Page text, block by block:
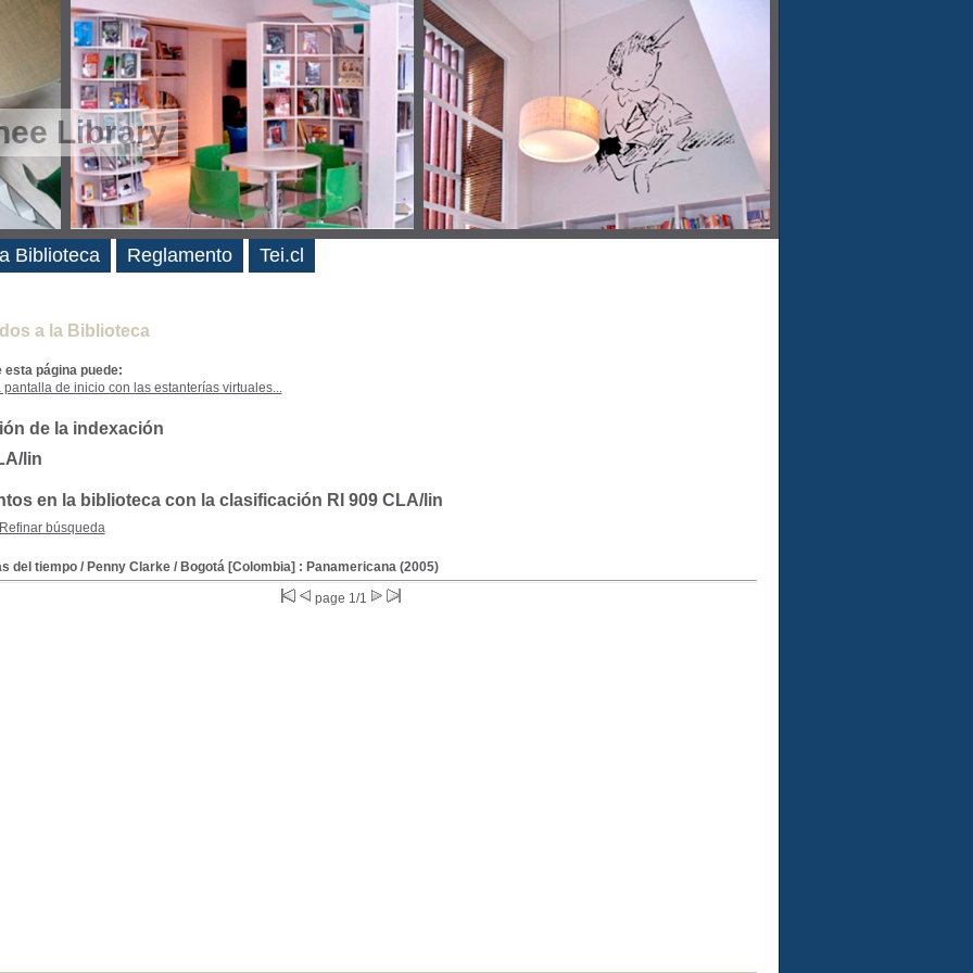
Library
a la Biblioteca
esta página puede:
pantalla de inicio con las estanterías virtuales...
de la indexación
lin
en la biblioteca con la clasificación RI 909 CLA/lin
Refinar búsqueda
del tiempo/ Penny Clarke/ Bogotá [Colombia] : Panamericana (2005)
page 1/1
Biblioteca Reglamento Tei.cl